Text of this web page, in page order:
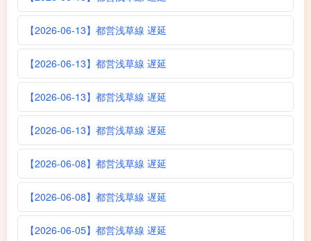
【2026-06-13】都営浅草線 遅延
【2026-06-13】都営浅草線 遅延
【2026-06-13】都営浅草線 遅延
【2026-06-13】都営浅草線 遅延
【2026-06-08】都営浅草線 遅延
【2026-06-08】都営浅草線 遅延
【2026-06-05】都営浅草線 遅延